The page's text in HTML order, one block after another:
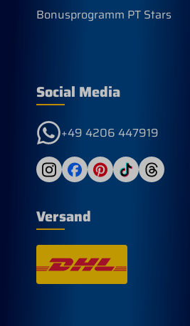
Bonusprogramm PT Stars
Social Media
+49 4206 447919
Versand